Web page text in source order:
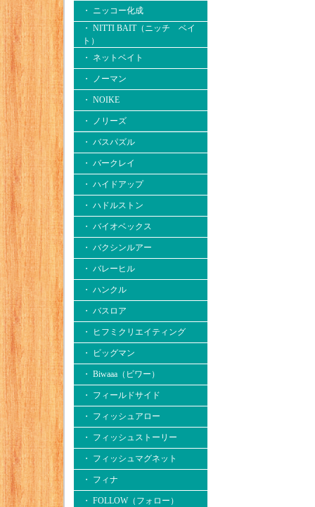
・ ニッコー化成
・ NITTI BAIT（ニッチ ベイ
ト）
・ ネットベイト
・ ノーマン
・ NOIKE
・ ノリーズ
・ バスパズル
・ バークレイ
・ ハイドアップ
・ ハドルストン
・ バイオベックス
・ バクシンルアー
・ バレーヒル
・ ハンクル
・ バスロア
・ ヒフミクリエイティング
・ ビッグマン
・ Biwaaa（ビワー）
・ フィールドサイド
・ フィッシュアロー
・ フィッシュストーリー
・ フィッシュマグネット
・ フィナ
・ FOLLOW（フォロー）